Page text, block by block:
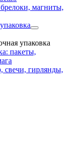
магниты,
упаковка
пакеты,
свечи, гирлянды,